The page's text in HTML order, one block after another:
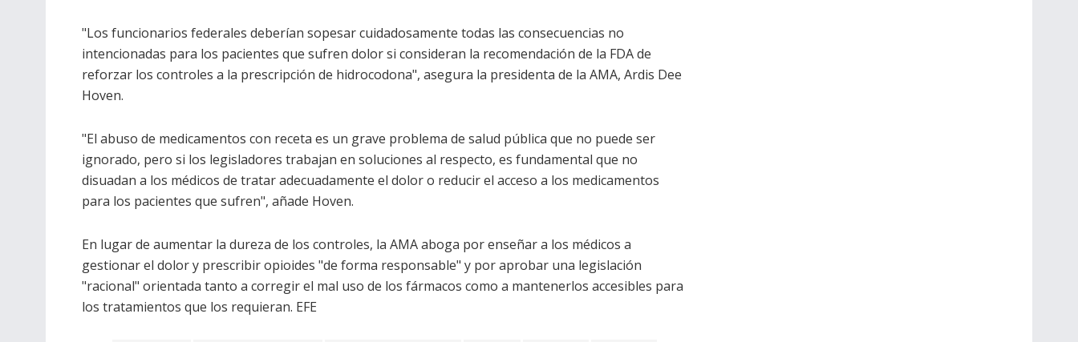
"Los funcionarios federales deberían sopesar cuidadosamente todas las consecuencias no
intencionadas para los pacientes que sufren dolor si consideran la recomendación de la FDA de
reforzar los controles a la prescripción de hidrocodona", asegura la presidenta de la AMA, Ardis Dee
Hoven.
"El abuso de medicamentos con receta es un grave problema de salud pública que no puede ser
ignorado, pero si los legisladores trabajan en soluciones al respecto, es fundamental que no
disuadan a los médicos de tratar adecuadamente el dolor o reducir el acceso a los medicamentos
para los pacientes que sufren", añade Hoven.
En lugar de aumentar la dureza de los controles, la AMA aboga por enseñar a los médicos a
gestionar el dolor y prescribir opioides "de forma responsable" y por aprobar una legislación
"racional" orientada tanto a corregir el mal uso de los fármacos como a mantenerlos accesibles para
los tratamientos que los requieran. EFE